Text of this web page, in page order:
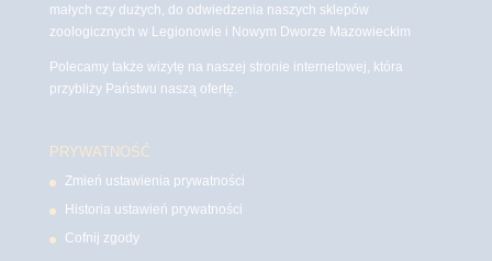
małych czy dużych, do odwiedzenia naszych sklepów
zoologicznych w Legionowie i Nowym Dworze Mazowieckim
Polecamy także wizytę na naszej stronie internetowej, która
przybliży Państwu naszą ofertę.
PRYWATNOŚĆ
Zmień ustawienia prywatności
Historia ustawień prywatności
Cofnij zgody